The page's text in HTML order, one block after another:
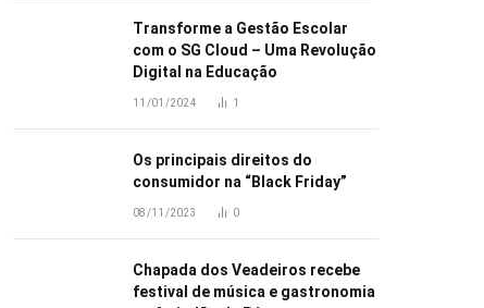
Transforme a Gestão Escolar
com o SG Cloud – Uma Revolução
Digital na Educação
11/01/2024 1
Os principais direitos do
consumidor na “Black Friday”
08/11/2023 0
Chapada dos Veadeiros recebe
festival de música e gastronomia